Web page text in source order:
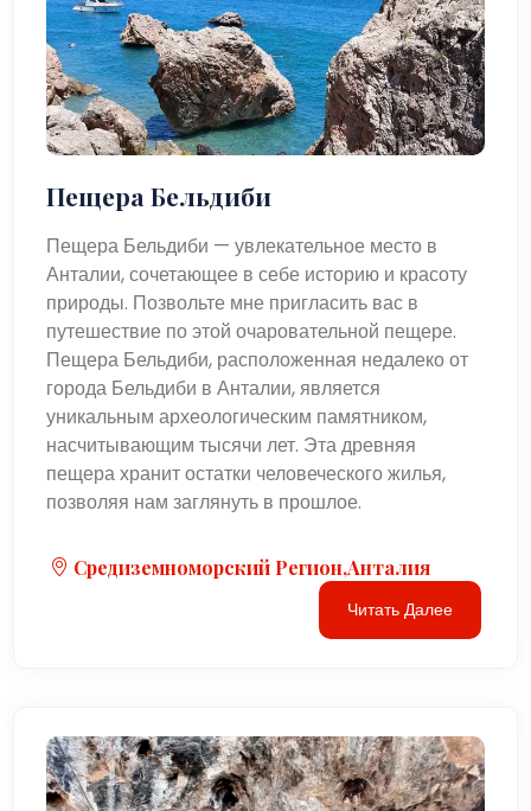
Пещера Бельдиби
Пещера Бельдиби — увлекательное место в
Анталии, сочетающее в себе историю и красоту
природы. Позвольте мне пригласить вас в
путешествие по этой очаровательной пещере.
Пещера Бельдиби, расположенная недалеко от
города Бельдиби в Анталии, является
уникальным археологическим памятником,
насчитывающим тысячи лет. Эта древняя
пещера хранит остатки человеческого жилья,
позволяя нам заглянуть в прошлое.
Средиземноморский Регион,Анталия
Читать Далее